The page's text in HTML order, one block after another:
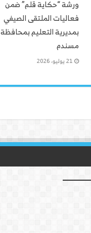
ورشة “حكاية قلم” ضمن
فعاليات الملتقى الصيفي
بمديرية التعليم بمحافظة
مسندم
21 يوليو، 2026